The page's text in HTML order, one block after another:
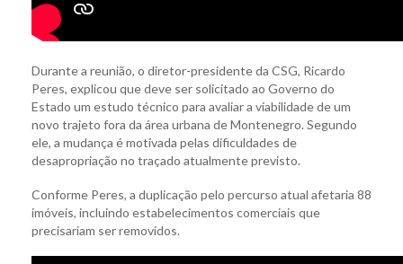
Durante a reunião, o diretor-presidente da CSG, Ricardo
Peres, explicou que deve ser solicitado ao Governo do
Estado um estudo técnico para avaliar a viabilidade de um
novo trajeto fora da área urbana de Montenegro. Segundo
ele, a mudança é motivada pelas dificuldades de
desapropriação no traçado atualmente previsto.
Conforme Peres, a duplicação pelo percurso atual afetaria 88
imóveis, incluindo estabelecimentos comerciais que
precisariam ser removidos.